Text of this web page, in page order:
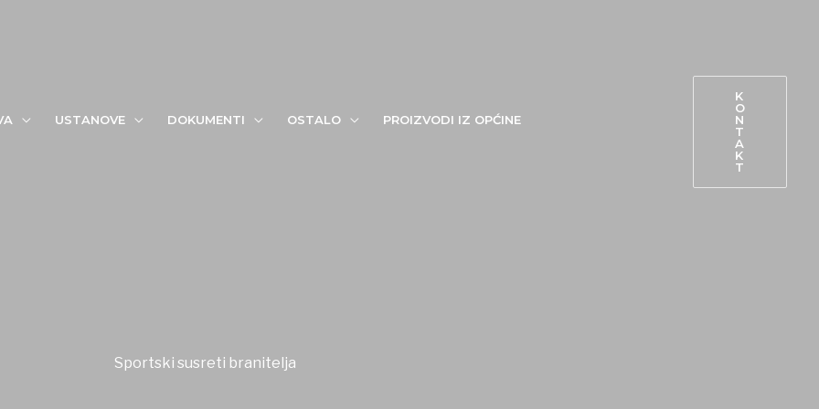
USTANOVE DOKUMENTI OSTALO
PROIZVODI IZ OPĆINE
K
O
N
T
A
K
T
Sportski susreti branitelja